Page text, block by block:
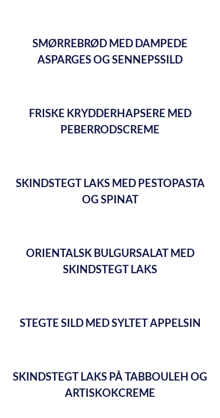
SMØRREBRØD MED DAMPEDE
ASPARGES OG SENNEPSSILD
FRISKE KRYDDERHAPSERE MED
PEBERRODSCREME
SKINDSTEGT LAKS MED PESTOPASTA
OG SPINAT
ORIENTALSK BULGURSALAT MED
SKINDSTEGT LAKS
STEGTE SILD MED SYLTET APPELSIN
SKINDSTEGT LAKS PÅ TABBOULEH OG
ARTISKOKCREME